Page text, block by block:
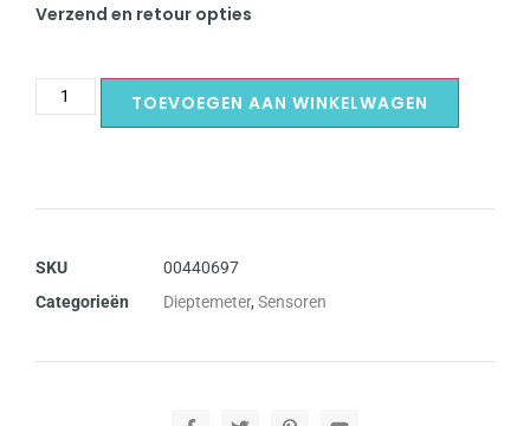
Verzend en retour opties
TOEVOEGEN AAN WINKELWAGEN
SKU
00440697
Categorieën
Dieptemeter, Sensoren